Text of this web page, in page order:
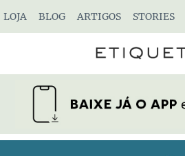
LOJA BLOG ARTIGOS STORIES